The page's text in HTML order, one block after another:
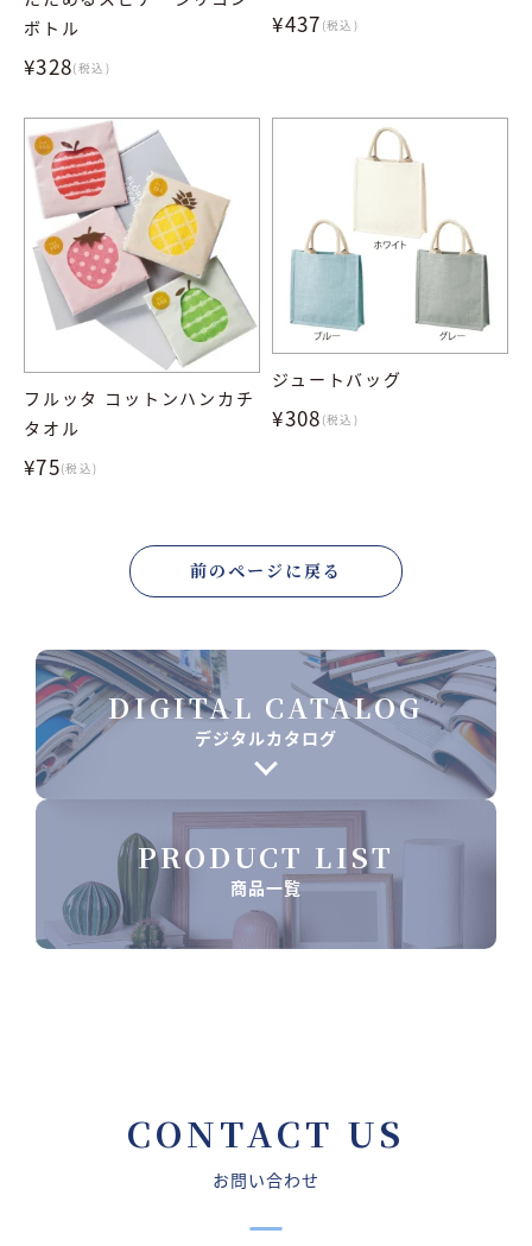
ボトル
¥328(税込)
¥437 (税込)
フルッタ コットンハンカチ
タオル
¥75(税込)
ジュートバッグ
¥308 (税込)
前のページに戻る
DIGITAL CATALOG
デジタルカタログ
PRODUCT LIST
商品一覧
CONTACT US
お問い合わせ